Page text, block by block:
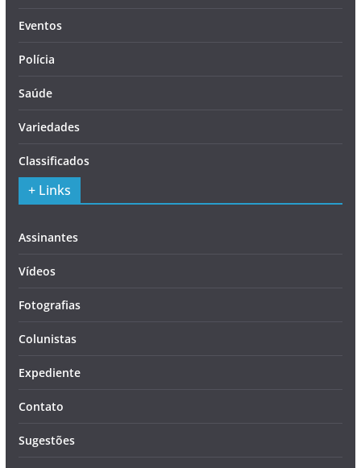
Eventos
Polícia
Saúde
Variedades
Classificados
+ Links
Assinantes
Vídeos
Fotografias
Colunistas
Expediente
Contato
Sugestões